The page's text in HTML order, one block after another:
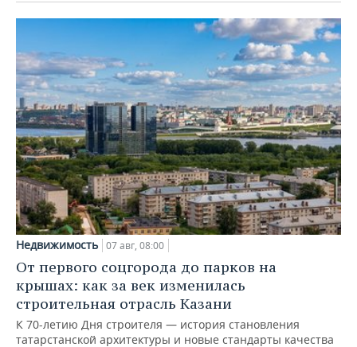
Недвижимость 07 авг, 08:00
От первого соцгорода до парков на
крышах: как за век изменилась
строительная отрасль Казани
К 70-летию Дня строителя — история становления
татарстанской архитектуры и новые стандарты качества